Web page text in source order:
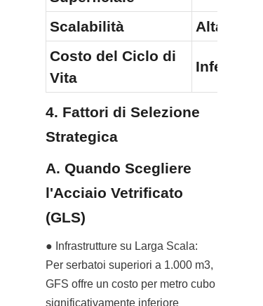
Scalabilità
Alta
Costo del Ciclo di
Vita
Inferiore
4. Fattori di Selezione
Strategica
A. Quando Scegliere
l'Acciaio Vetrificato
(GLS)
● Infrastrutture su Larga Scala:
Per serbatoi superiori a 1.000 m3,
GFS offre un costo per metro cubo
significativamente inferiore